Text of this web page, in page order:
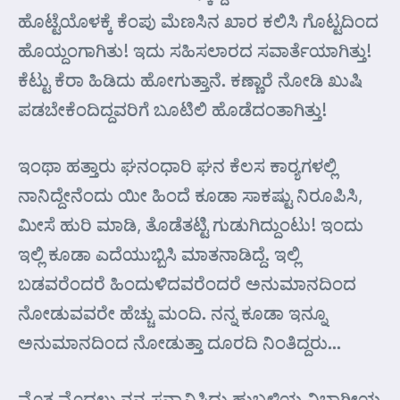
ಹೊಟ್ಟೆಯೊಳಕ್ಕೆ ಕೆಂಪು ಮೆಣಸಿನ ಖಾರ ಕಲಿಸಿ ಗೊಟ್ಟದಿಂದ
ಹೊಯ್ದಂಗಾಗಿತು! ಇದು ಸಹಿಸಲಾರದ ಸವಾರ್ತೆಯಾಗಿತ್ತು!
ಕೆಟ್ಟು ಕೆರಾ ಹಿಡಿದು ಹೋಗುತ್ತಾನೆ. ಕಣ್ಣಾರೆ ನೋಡಿ ಖುಷಿ
ಪಡಬೇಕೆಂದಿದ್ದವರಿಗೆ ಬೂಟಿಲಿ ಹೊಡೆದಂತಾಗಿತ್ತು!
ಇಂಥಾ ಹತ್ತಾರು ಘನಂಧಾರಿ ಘನ ಕೆಲಸ ಕಾರ್‍ಯಗಳಲ್ಲಿ
ನಾನಿದ್ದೇನೆಂದು ಯೀ ಹಿಂದೆ ಕೂಡಾ ಸಾಕಷ್ಟು ನಿರೂಪಿಸಿ,
ಮೀಸೆ ಹುರಿ ಮಾಡಿ, ತೊಡೆತಟ್ಟಿ ಗುಡುಗಿದ್ದುಂಟು! ಇಂದು
ಇಲ್ಲಿ ಕೂಡಾ ಎದೆಯುಬ್ಬಿಸಿ ಮಾತನಾಡಿದ್ದೆ. ಇಲ್ಲಿ
ಬಡವರೆಂದರೆ ಹಿಂದುಳಿದವರೆಂದರೆ ಅನುಮಾನದಿಂದ
ನೋಡುವವರೇ ಹೆಚ್ಚು ಮಂದಿ. ನನ್ನ ಕೂಡಾ ಇನ್ನೂ
ಅನುಮಾನದಿಂದ ನೋಡುತ್ತಾ ದೂರದಿ ನಿಂತಿದ್ದರು…